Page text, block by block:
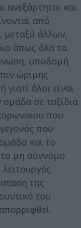
ανεξάρτητοι και
από
μεταξύ άλλων,
όπως όλα τα
υποδομή
ώριμης
όλοι είναι
σε ταξίδια
που
που
και το
το μη σύννομο
της
του